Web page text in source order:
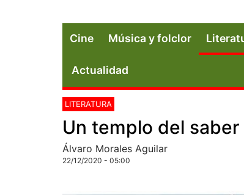
Cine Música y folclor
Actualidad
LITERATURA
Un templo del
Álvaro Morales Aguilar
22/12/2020 - 05:00